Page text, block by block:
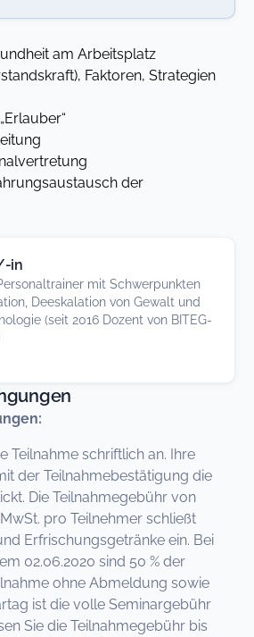
am Arbeitsplatz
Faktoren, Strategien
der
in
Personaltrainer mit Schwerpunkten
Deeskalation von Gewalt und
(seit 2016 Dozent von BITEG-
Teilnahme schriftlich an. Ihre
der Teilnahmebestätigung die
Die Teilnahmegebühr von
pro Teilnehmer schließt
Erfrischungsgetränke ein. Bei
02.06.2020 sind 50 % der
ohne Abmeldung sowie
ist die volle Seminargebühr
Sie die Teilnahmegebühr bis